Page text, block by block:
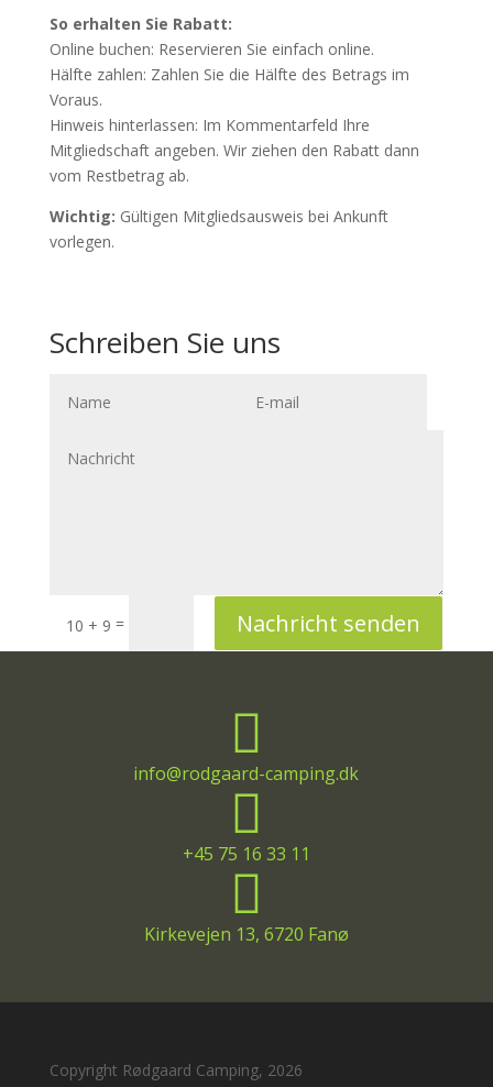
So erhalten Sie Rabatt:
Online buchen: Reservieren Sie einfach online.
Hälfte zahlen: Zahlen Sie die Hälfte des Betrags im
Voraus.
Hinweis hinterlassen: Im Kommentarfeld Ihre
Mitgliedschaft angeben. Wir ziehen den Rabatt dann
vom Restbetrag ab.
Wichtig: Gültigen Mitgliedsausweis bei Ankunft
vorlegen.
Schreiben Sie uns
10 + 9 = Nachricht senden

info@rodgaard-camping.dk

+45 75 16 33 11

Kirkevejen 13, 6720 Fanø
Copyright Rødgaard Camping, 2026